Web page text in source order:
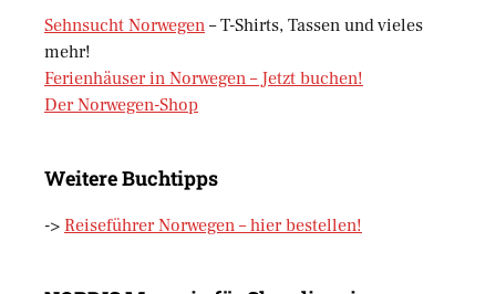
Sehnsucht Norwegen – T-Shirts, Tassen und vieles
mehr!
Ferienhäuser in Norwegen – Jetzt buchen!
Der Norwegen-Shop
Weitere Buchtipps
-> Reiseführer Norwegen – hier bestellen!